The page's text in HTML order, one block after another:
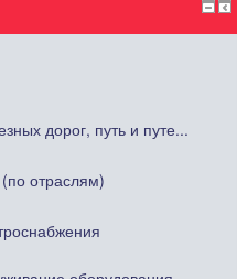
дорог, путь и путе...
отраслям)